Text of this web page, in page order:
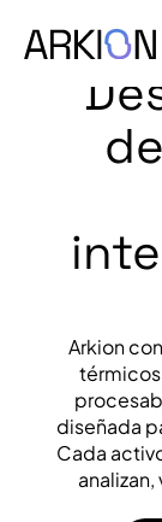
Arkion
diseñada
Cada